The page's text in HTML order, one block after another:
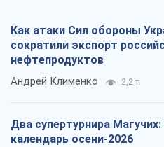
Как атаки Сил обороны
сократили экспорт
нефтепродуктов
Андрей Клименко 2,2 т.
Два супертурнира Магучих:
календарь осени-2026